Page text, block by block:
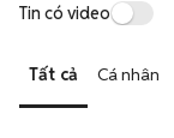
Tin có video
Tất cả Cá nhân